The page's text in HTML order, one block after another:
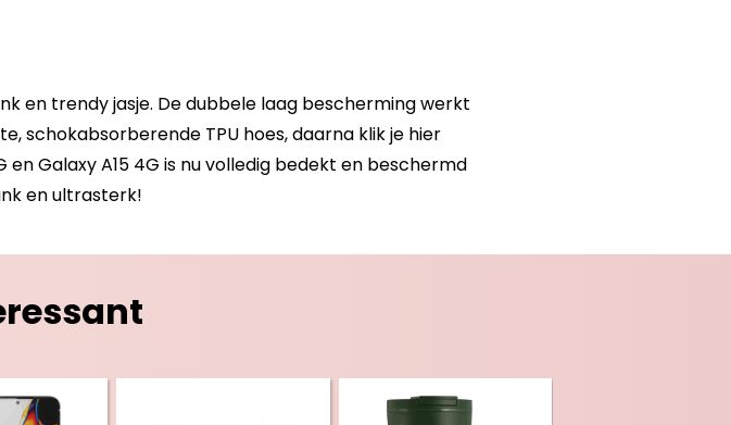
en trendy jasje. De dubbele laag bescherming werkt
schokabsorberende TPU hoes, daarna klik je hier
en Galaxy A15 4G is nu volledig bedekt en beschermd
en ultrasterk!